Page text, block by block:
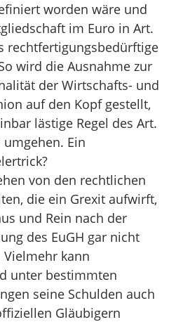
worden wäre und
im Euro in Art.
rechtfertigungsbedürftige
wird die Ausnahme zur
der Wirtschafts- und
auf den Kopf gestellt,
lästige Regel des Art.
umgehen. Ein
von den rechtlichen
die ein Grexit aufwirft,
und Rein nach der
des EuGH gar nicht
kann
unter bestimmten
seine Schulden auch
Gläubigern